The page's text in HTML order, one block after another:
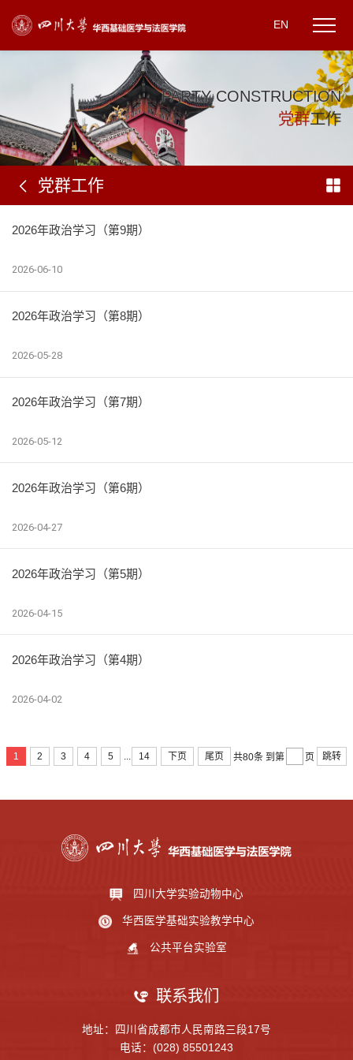
EN
PARTY CONSTRUCTION
党群工作
党群工作
2026年政治学习（第9期）
2026-06-10
2026年政治学习（第8期）
2026-05-28
2026年政治学习（第7期）
2026-05-12
2026年政治学习（第6期）
2026-04-27
2026年政治学习（第5期）
2026-04-15
2026年政治学习（第4期）
2026-04-02
1 2 3 4 5 14 下页 尾页 共80条 到第 页 跳转
四川大学实验动物中心
华西医学基础实验教学中心
公共平台实验室
联系我们
地址：四川省成都市人民南路三段17号
电话：(028) 85501243